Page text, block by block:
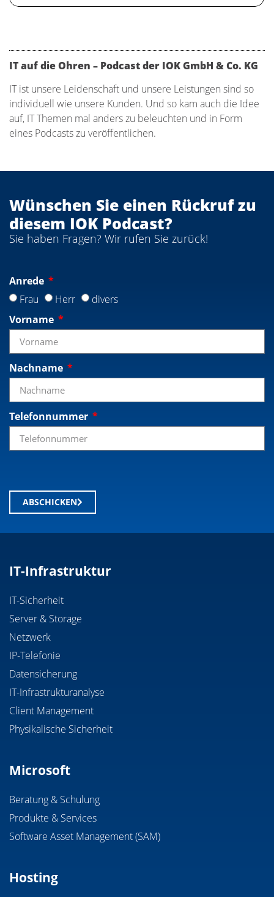
IT auf die Ohren – Podcast der IOK GmbH & Co. KG
IT ist unsere Leidenschaft und unsere Leistungen sind so
individuell wie unsere Kunden. Und so kam auch die Idee
auf, IT Themen mal anders zu beleuchten und in Form
eines Podcasts zu veröffentlichen.
Wünschen Sie einen Rückruf zu
diesem IOK Podcast?
Sie haben Fragen? Wir rufen Sie zurück!
Anrede
Frau
Herr
divers
Vorname
Nachname
Telefonnummer
ABSCHICKEN
IT-Infrastruktur
IT-Sicherheit
Server & Storage
Netzwerk
IP-Telefonie
Datensicherung
IT-Infrastrukturanalyse
Client Management
Physikalische Sicherheit
Microsoft
Beratung & Schulung
Produkte & Services
Software Asset Management (SAM)
Hosting